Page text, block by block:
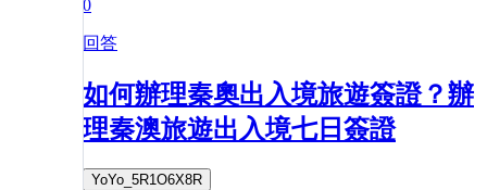
0
回答
如何辦理秦奧出入境旅遊簽證？辦
理秦澳旅遊出入境七日簽證
YoYo_5R1O6X8R